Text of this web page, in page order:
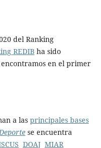
del Ranking
REDIBha sido
en el primer
a las principales bases
se encuentra
DOAJ MIAR